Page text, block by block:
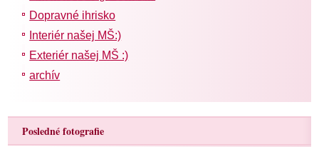
Dopravné ihrisko
Interiér našej MŠ:)
Exteriér našej MŠ :)
archív
Posledné fotografie